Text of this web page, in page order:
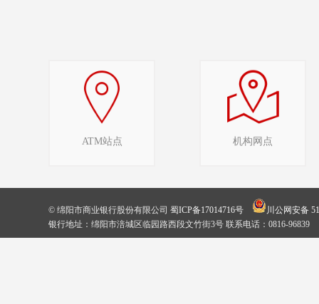
ATM站点 机构网点
© 绵阳市商业银行股份有限公司 蜀ICP备17014716号
川公网安备
银行地址：绵阳市涪城区临园路西段文竹街3号 联系电话：0816-96839